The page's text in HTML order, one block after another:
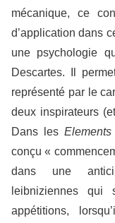
mécanique, ce
d’application dans
une psychologie
Descartes. Il
représenté par le
deux inspirateurs
Dans les
conçu «
dans une
leibniziennes
appétitions,